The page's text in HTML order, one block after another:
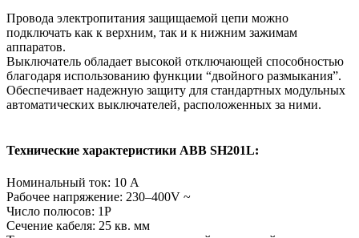
Провода электропитания защищаемой цепи можно
подключать как к верхним, так и к нижним зажимам
аппаратов.
Выключатель обладает высокой отключающей способностью
благодаря использованию функции “двойного размыкания”.
Обеспечивает надежную защиту для стандартных модульных
автоматических выключателей, расположенных за ними.
Технические характеристики ABB SH201L:
Номинальный ток: 10 А
Рабочее напряжение: 230–400V ~
Число полюсов: 1P
Сечение кабеля: 25 кв. мм